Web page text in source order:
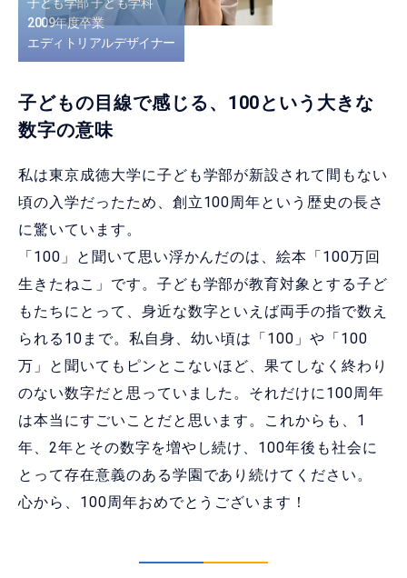
2009年度卒業
エディトリアルデザイナー
子どもの目線で感じる、100という大きな
数字の意味
私は東京成徳大学に子ども学部が新設されて間もない
頃の入学だったため、創立100周年という歴史の長さ
に驚いています。
「100」と聞いて思い浮かんだのは、絵本「100万回
生きたねこ」です。子ども学部が教育対象とする子ど
もたちにとって、身近な数字といえば両手の指で数え
られる10まで。私自身、幼い頃は「100」や「100
万」と聞いてもピンとこないほど、果てしなく終わり
のない数字だと思っていました。それだけに100周年
は本当にすごいことだと思います。これからも、1
年、2年とその数字を増やし続け、100年後も社会に
とって存在意義のある学園であり続けてください。
心から、100周年おめでとうございます！